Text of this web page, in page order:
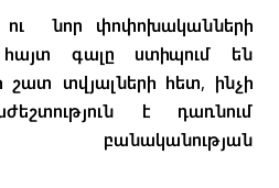
ու նոր փոփոխականների
գալը ստիպում են
շատ տվյալների հետ, ինչի
է դառնում
բանականության